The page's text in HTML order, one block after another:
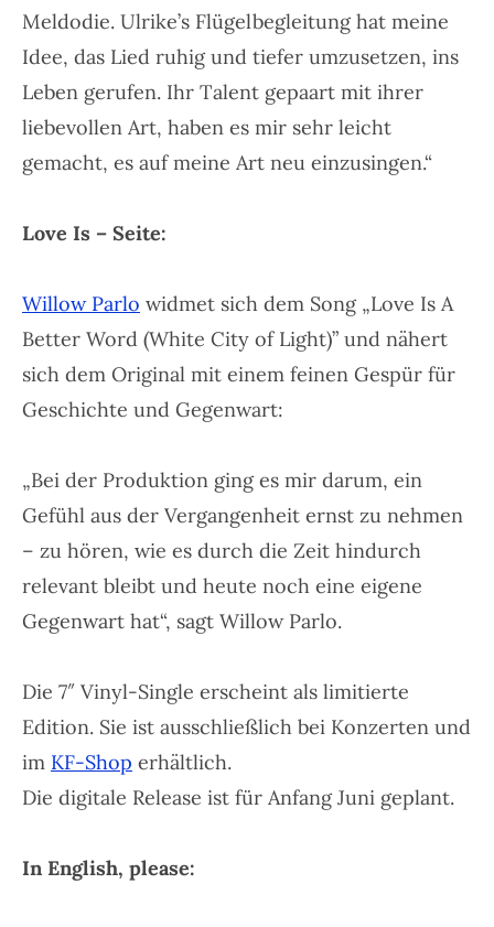
Meldodie. Ulrike’s Flügelbegleitung hat meine
Idee, das Lied ruhig und tiefer umzusetzen, ins
Leben gerufen. Ihr Talent gepaart mit ihrer
liebevollen Art, haben es mir sehr leicht
gemacht, es auf meine Art neu einzusingen.“
Love Is – Seite:
Willow Parlo widmet sich dem Song „Love Is A
Better Word (White City of Light)” und nähert
sich dem Original mit einem feinen Gespür für
Geschichte und Gegenwart:
„Bei der Produktion ging es mir darum, ein
Gefühl aus der Vergangenheit ernst zu nehmen
– zu hören, wie es durch die Zeit hindurch
relevant bleibt und heute noch eine eigene
Gegenwart hat“, sagt Willow Parlo.
Die 7″ Vinyl-Single erscheint als limitierte
Edition. Sie ist ausschließlich bei Konzerten und
im KF-Shop erhältlich.
Die digitale Release ist für Anfang Juni geplant.
In English, please: